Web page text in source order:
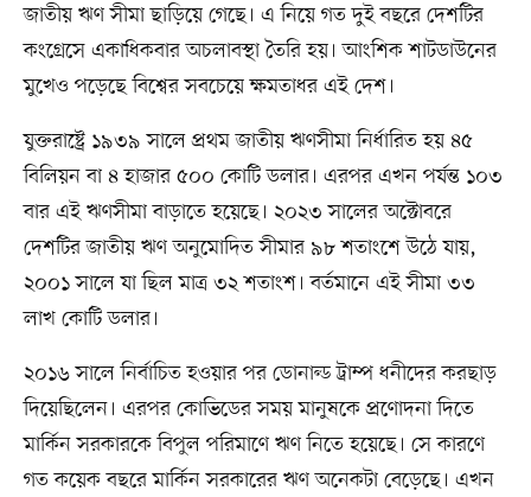
জাতীয় ঋণ সীমা ছাড়িয়ে গেছে। এ নিয়ে গত দুই বছরে দেশটির
কংগ্রেসে একাধিকবার অচলাবস্থা তৈরি হয়। আংশিক শাটডাউনের
মুখেও পড়েছে বিশ্বের সবচেয়ে ক্ষমতাধর এই দেশ।
যুক্তরাষ্ট্রে ১৯৩৯ সালে প্রথম জাতীয় ঋণসীমা নির্ধারিত হয় ৪৫
বিলিয়ন বা ৪ হাজার ৫০০ কোটি ডলার। এরপর এখন পর্যন্ত ১০৩
বার এই ঋণসীমা বাড়াতে হয়েছে। ২০২৩ সালের অক্টোবরে
দেশটির জাতীয় ঋণ অনুমোদিত সীমার ৯৮ শতাংশে উঠে যায়,
২০০১ সালে যা ছিল মাত্র ৩২ শতাংশ। বর্তমানে এই সীমা ৩৩
লাখ কোটি ডলার।
২০১৬ সালে নির্বাচিত হওয়ার পর ডোনাল্ড ট্রাম্প ধনীদের করছাড়
দিয়েছিলেন। এরপর কোভিডের সময় মানুষকে প্রণোদনা দিতে
মার্কিন সরকারকে বিপুল পরিমাণে ঋণ নিতে হয়েছে। সে কারণে
গত কয়েক বছরে মার্কিন সরকারের ঋণ অনেকটা বেড়েছে। এখন